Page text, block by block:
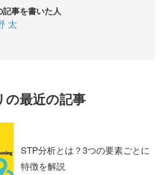
記事を書いた人
太
の最近の記事
STP分析とは？3つの要素ごとに
特徴を解説